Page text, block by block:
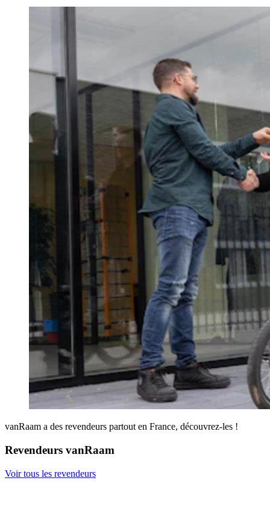
vanRaam a des revendeurs partout en France, découvrez-les !
Revendeurs vanRaam
Voir tous les revendeurs